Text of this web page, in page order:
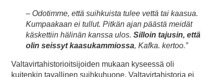
– Odotimme, että suihkuista tulee vettä tai kaasua.
Kumpaakaan ei tullut. Pitkän ajan päästä meidät
käskettiin hälinän kanssa ulos. Silloin tajusin, että
olin seissyt kaasukammiossa, Kafka. kertoo.”
Valtavirtahistorioitsijoiden mukaan kyseessä oli
kuitenkin tavallinen suihkuhuone. Valtavirtahistoria ei